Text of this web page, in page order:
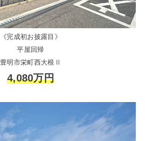
《完成初お披露目》
平屋回帰
豊明市栄町西大根Ⅱ
4,080万円